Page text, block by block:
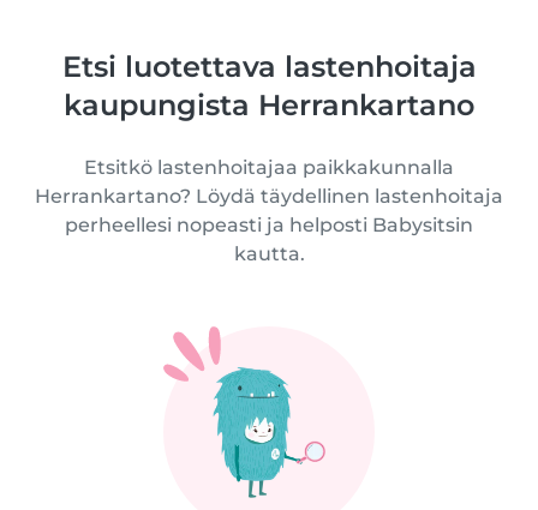
Etsi luotettava lastenhoitaja
kaupungista Herrankartano
Etsitkö lastenhoitajaa paikkakunnalla
Herrankartano? Löydä täydellinen lastenhoitaja
perheellesi nopeasti ja helposti Babysitsin
kautta.